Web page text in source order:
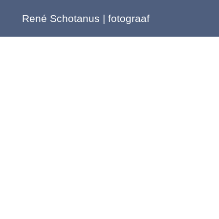
René Schotanus | fotograaf